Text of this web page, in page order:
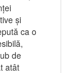
și
ca o
de
atât